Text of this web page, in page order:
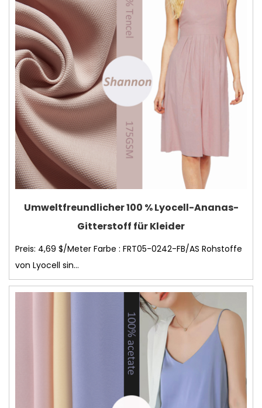
Umweltfreundlicher 100 % Lyocell-Ananas-
Gitterstoff für Kleider
Preis: 4,69 $/Meter Farbe : FRT05-0242-FB/AS Rohstoffe
von Lyocell sin...